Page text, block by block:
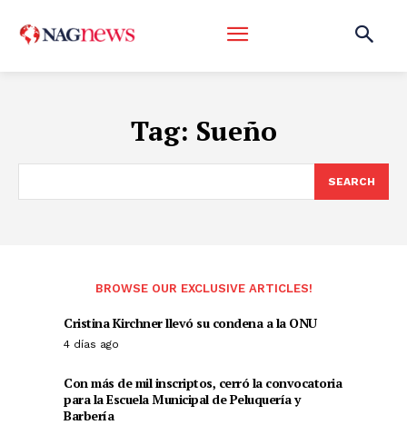
Tag: Sueño
SEARCH
BROWSE OUR EXCLUSIVE ARTICLES!
Cristina Kirchner llevó su condena a la ONU
4 días ago
Con más de mil inscriptos, cerró la convocatoria
para la Escuela Municipal de Peluquería y
Barbería